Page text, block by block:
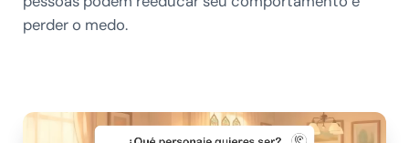
perder o medo.